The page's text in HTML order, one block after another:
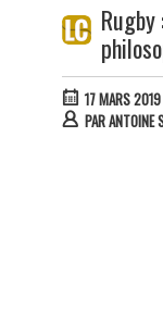
17 MARS
PARANTOINE